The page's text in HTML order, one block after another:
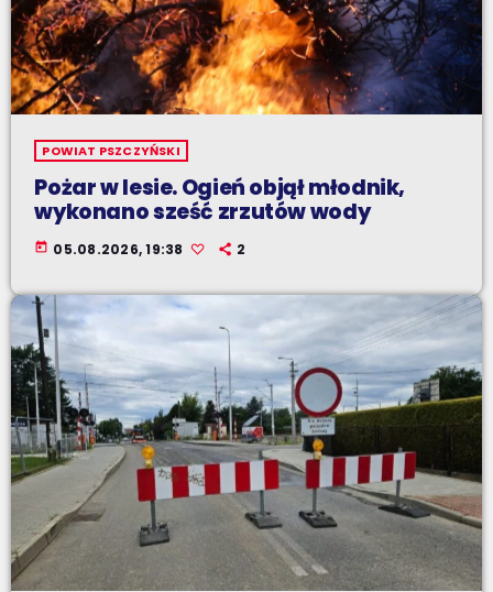
POWIAT PSZCZYŃSKI
Pożar w lesie. Ogień objął młodnik,
wykonano sześć zrzutów wody
today 05.08.2026, 19:38 2